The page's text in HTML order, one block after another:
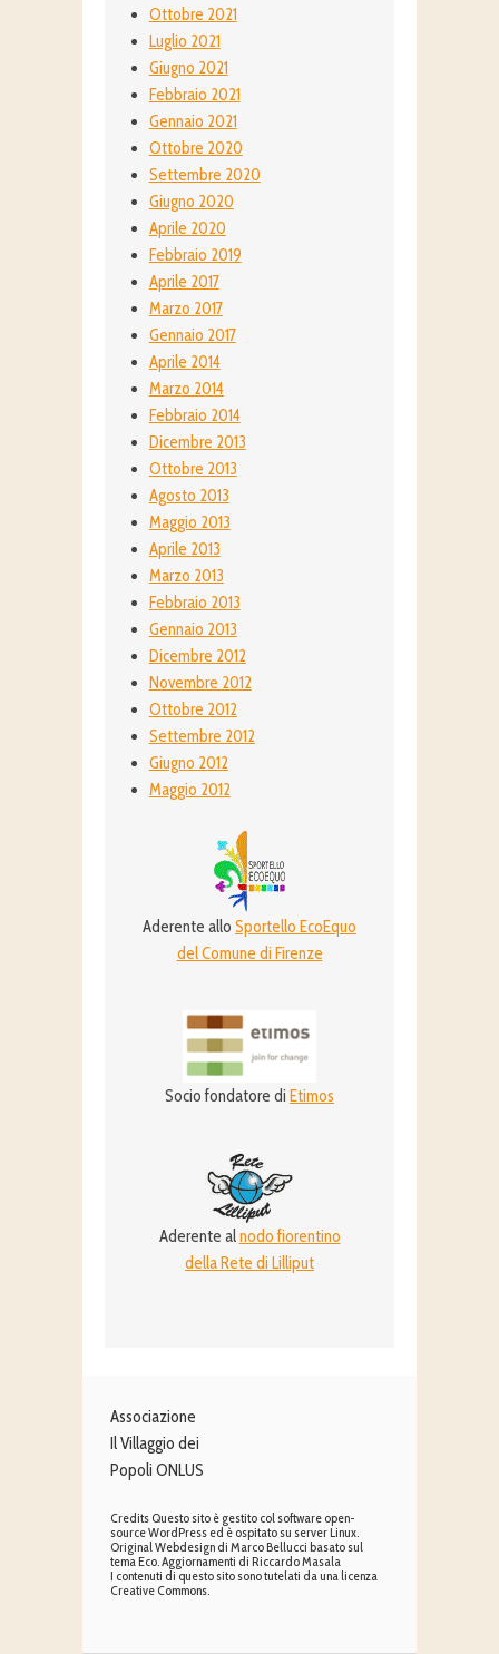
Ottobre 2021
Luglio 2021
Giugno 2021
Febbraio 2021
Gennaio 2021
Ottobre 2020
Settembre 2020
Giugno 2020
Aprile 2020
Febbraio 2019
Aprile 2017
Marzo 2017
Gennaio 2017
Aprile 2014
Marzo 2014
Febbraio 2014
Dicembre 2013
Ottobre 2013
Agosto 2013
Maggio 2013
Aprile 2013
Marzo 2013
Febbraio 2013
Gennaio 2013
Dicembre 2012
Novembre 2012
Ottobre 2012
Settembre 2012
Giugno 2012
Maggio 2012
Aderente allo Sportello EcoEquo
del Comune di Firenze
Socio fondatore di Etimos
Aderente alnodo fiorentino
della Rete di Lilliput
Associazione
Il Villaggio dei
Popoli ONLUS
Credits Questo sito è gestito col software open-
source WordPress ed è ospitato su server Linux.
Original Webdesign di Marco Bellucci basato sul
tema Eco. Aggiornamenti di Riccardo Masala
I contenuti di questo sito sono tutelati da una licenza
Creative Commons.